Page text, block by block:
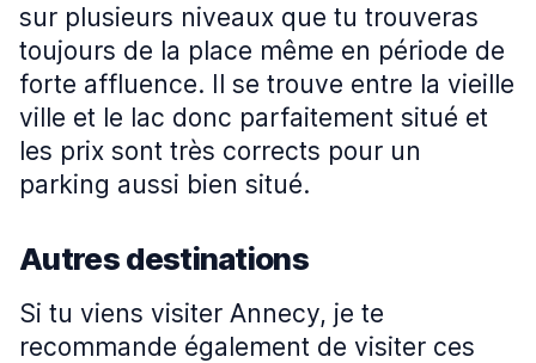
sur plusieurs niveaux que tu trouveras
toujours de la place même en période de
forte affluence. Il se trouve entre la vieille
ville et le lac donc parfaitement situé et
les prix sont très corrects pour un
parking aussi bien situé.
Autres destinations
Si tu viens visiter Annecy, je te
recommande également de visiter ces